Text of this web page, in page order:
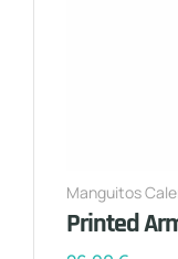
Manguitos
Printed